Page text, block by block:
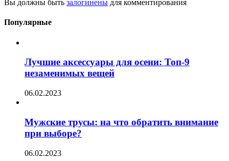
Вы должны быть залогинены для комментирования
Популярные
Лучшие аксессуары для осени: Топ-9
незаменимых вещей
06.02.2023
Мужские трусы: на что обратить внимание
при выборе?
06.02.2023